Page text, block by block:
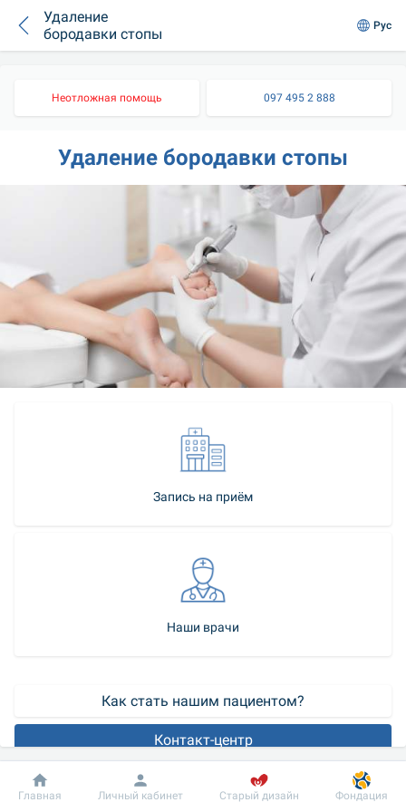
Удаление
бородавки стопы
Рус
Неотложная помощь 097 495 2 888
Удаление бородавки стопы
Запись на приём
Наши врачи
Как стать нашим пациентом?
Контакт-центр
Многие люди годами испытывают дискомфорт и не
Добробут Информация Пациенту
Главная Личный кабинет Старый дизайн Фондация